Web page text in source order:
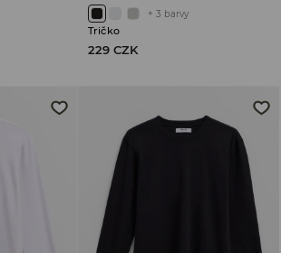
+ 3 barvy
Tričko
229 CZK